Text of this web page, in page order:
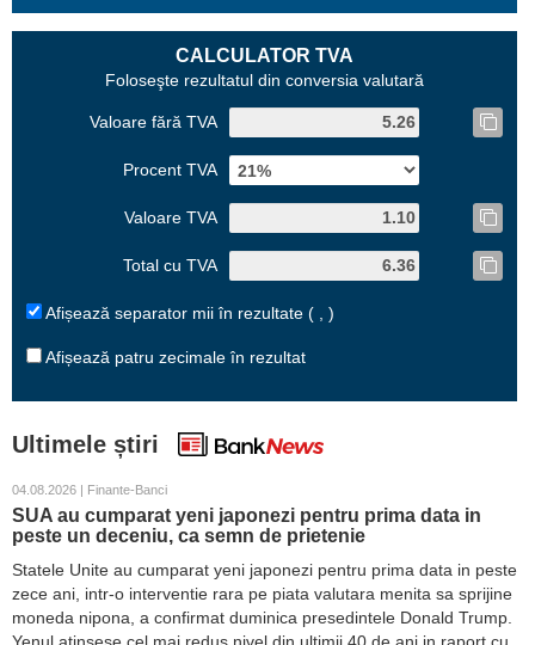
CALCULATOR TVA
Foloseşte rezultatul din conversia valutară
Valoare fără TVA
Procent TVA
Valoare TVA
Total cu TVA
Afișează separator mii în rezultate ( , )
Afișează patru zecimale în rezultat
Ultimele știri
04.08.2026 | Finante-Banci
SUA au cumparat yeni japonezi pentru prima data in
peste un deceniu, ca semn de prietenie
Statele Unite au cumparat yeni japonezi pentru prima data in peste
zece ani, intr-o interventie rara pe piata valutara menita sa sprijine
moneda nipona, a confirmat duminica presedintele Donald Trump.